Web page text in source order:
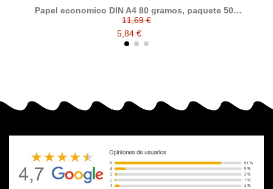
Papel economico DIN A4 80 gramos, paquete 500
folios
11,69 €
5,84 €